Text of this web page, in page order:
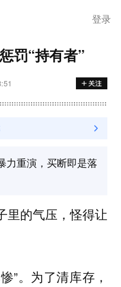
登录
罚“持有者”
力重演，买断即是落
里的气压，怪得让
”。为了清库存，